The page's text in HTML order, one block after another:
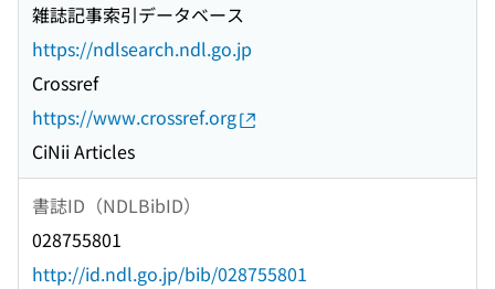
雑誌記事索引データベース
https://ndlsearch.ndl.go.jp
Crossref
https://www.crossref.org
CiNii Articles
書誌ID（NDLBibID）
028755801
http://id.ndl.go.jp/bib/028755801